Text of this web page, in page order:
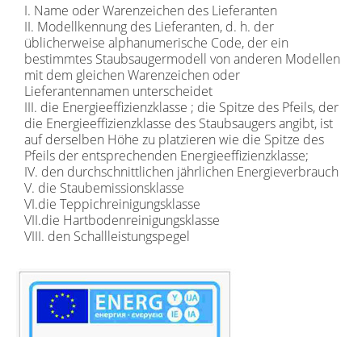
I. Name oder Warenzeichen des Lieferanten
II. Modellkennung des Lieferanten, d. h. der
üblicherweise alphanumerische Code, der ein
bestimmtes Staubsaugermodell von anderen Modellen
mit dem gleichen Warenzeichen oder
Lieferantennamen unterscheidet
III. die Energieeffizienzklasse ; die Spitze des Pfeils, der
die Energieeffizienzklasse des Staubsaugers angibt, ist
auf derselben Höhe zu platzieren wie die Spitze des
Pfeils der entsprechenden Energieeffizienzklasse;
IV. den durchschnittlichen jährlichen Energieverbrauch
V. die Staubemissionsklasse
VI.die Teppichreinigungsklasse
VII.die Hartbodenreinigungsklasse
VIII. den Schallleistungspegel